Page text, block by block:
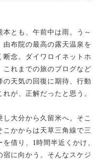
とも、午前中は雨。う～
布院の最高の露天温泉を
念。ダイワロイネットホ
れまでの旅のブログなど
天気の回復に期待、行動
が、正解だったと思う。
大分から久留米へ。そこ
かからは天草三角線で三
借り、1時間半近くかけ、
に向かう。そんなスケジ